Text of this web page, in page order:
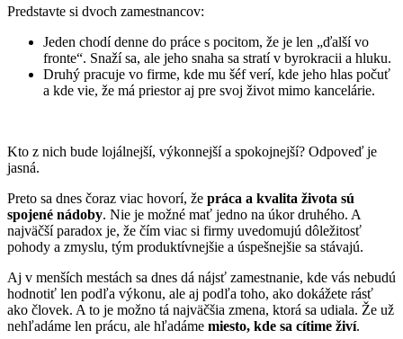
Predstavte si dvoch zamestnancov:
Jeden chodí denne do práce s pocitom, že je len „ďalší vo
fronte“. Snaží sa, ale jeho snaha sa stratí v byrokracii a hluku.
Druhý pracuje vo firme, kde mu šéf verí, kde jeho hlas počuť
a kde vie, že má priestor aj pre svoj život mimo kancelárie.
Kto z nich bude lojálnejší, výkonnejší a spokojnejší? Odpoveď je
jasná.
Preto sa dnes čoraz viac hovorí, že práca a kvalita života sú
spojené nádoby. Nie je možné mať jedno na úkor druhého. A
najväčší paradox je, že čím viac si firmy uvedomujú dôležitosť
pohody a zmyslu, tým produktívnejšie a úspešnejšie sa stávajú.
Aj v menších mestách sa dnes dá nájsť zamestnanie, kde vás nebudú
hodnotiť len podľa výkonu, ale aj podľa toho, ako dokážete rásť
ako človek. A to je možno tá najväčšia zmena, ktorá sa udiala. Že už
nehľadáme len prácu, ale hľadáme miesto, kde sa cítime živí.